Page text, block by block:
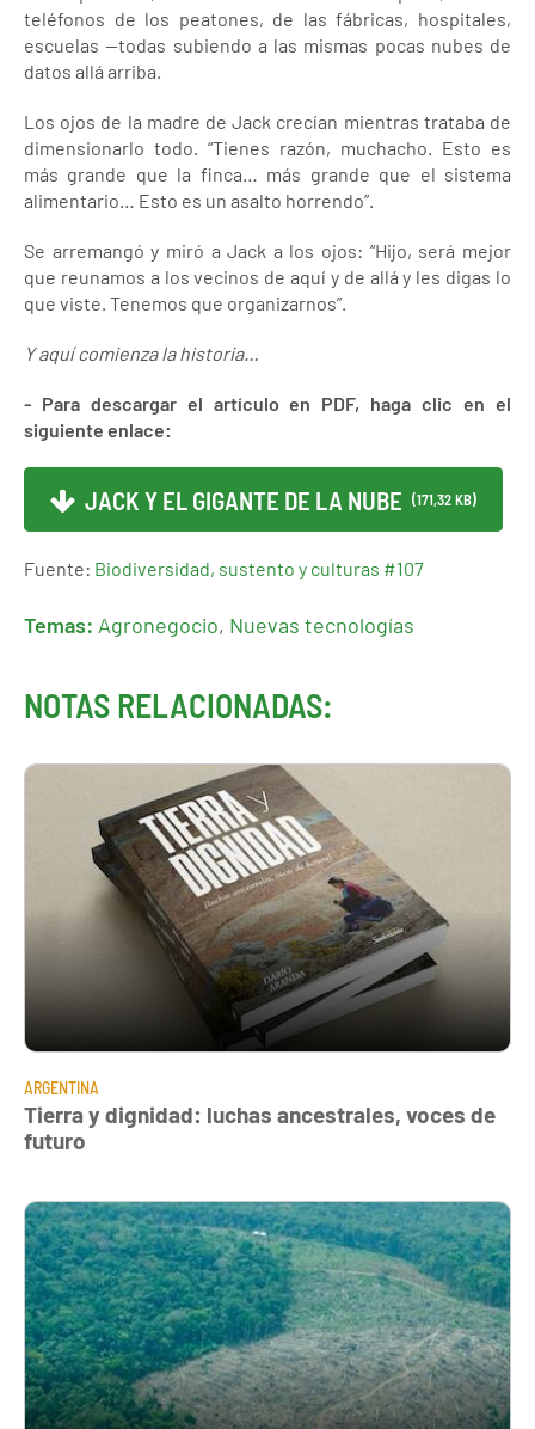
teléfonos de los peatones, de las fábricas, hospitales,
escuelas —todas subiendo a las mismas pocas nubes de
datos allá arriba.
Los ojos de la madre de Jack crecían mientras trataba de
dimensionarlo todo. “Tienes razón, muchacho. Esto es
más grande que la finca… más grande que el sistema
alimentario… Esto es un asalto horrendo”.
Se arremangó y miró a Jack a los ojos: “Hijo, será mejor
que reunamos a los vecinos de aquí y de allá y les digas lo
que viste. Tenemos que organizarnos”.
Y aquí comienza la historia…
- Para descargar el artículo en PDF, haga clic en el
siguiente enlace:
JACK Y EL GIGANTE DE LA NUBE (171,32 KB)
Fuente: Biodiversidad, sustento y culturas #107
Temas: Agronegocio, Nuevas tecnologías
NOTAS RELACIONADAS:
ARGENTINA
Tierra y dignidad: luchas ancestrales, voces de
futuro